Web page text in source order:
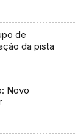
de
da pista
Novo